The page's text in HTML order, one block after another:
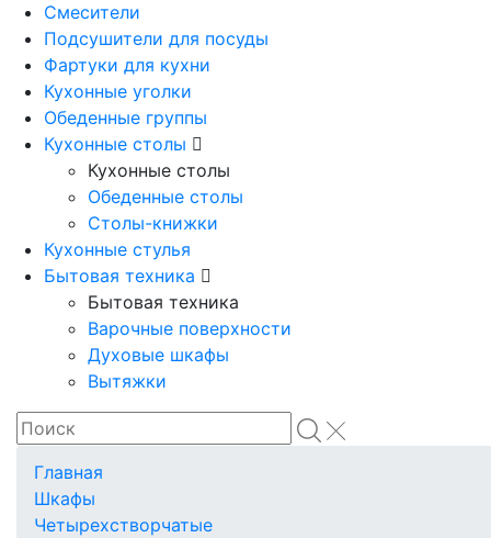
Смесители
Подсушители для посуды
Фартуки для кухни
Кухонные уголки
Обеденные группы
Кухонные столы
Кухонные столы
Обеденные столы
Столы-книжки
Кухонные стулья
Бытовая техника
Бытовая техника
Варочные поверхности
Духовые шкафы
Вытяжки
Главная
Шкафы
Четырехстворчатые